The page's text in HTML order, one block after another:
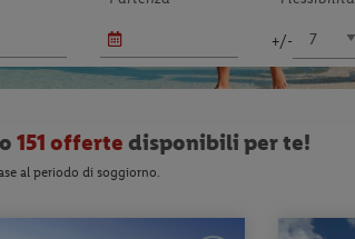
+/-
151 offerte disponibili per te!
al periodo di soggiorno.